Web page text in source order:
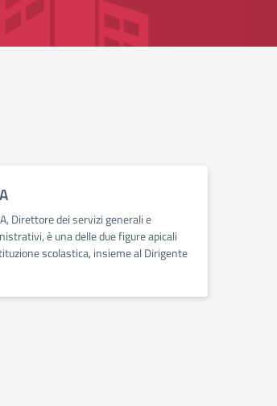
Direttore dei servizi generali e
è una delle due figure apicali
scolastica, insieme al Dirigente